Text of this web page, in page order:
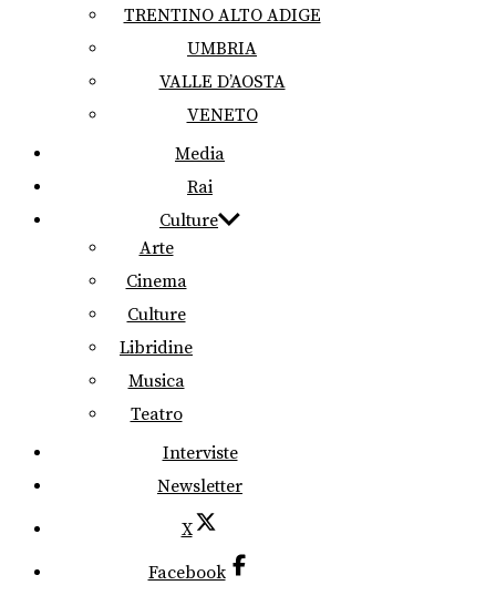
TRENTINO ALTO ADIGE
UMBRIA
VALLE D’AOSTA
VENETO
Media
Rai
Culture
Arte
Cinema
Culture
Libridine
Musica
Teatro
Interviste
Newsletter
X
Facebook